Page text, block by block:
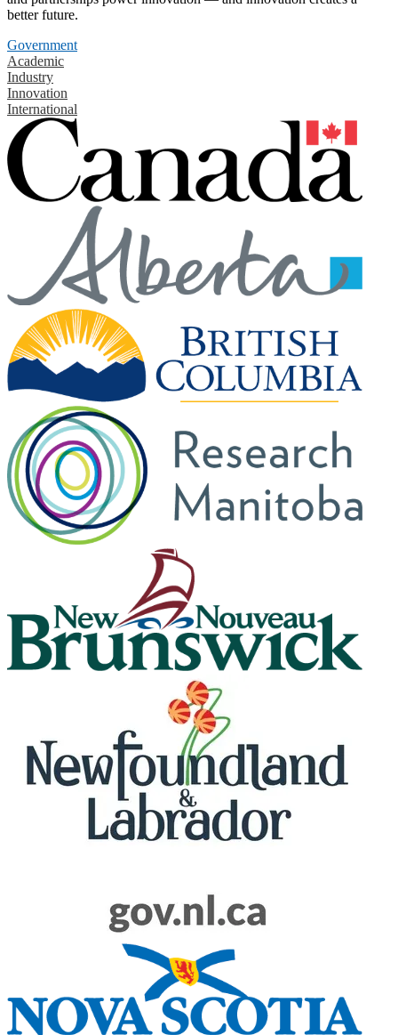
better future.
Government
Academic
Industry
Innovation
International